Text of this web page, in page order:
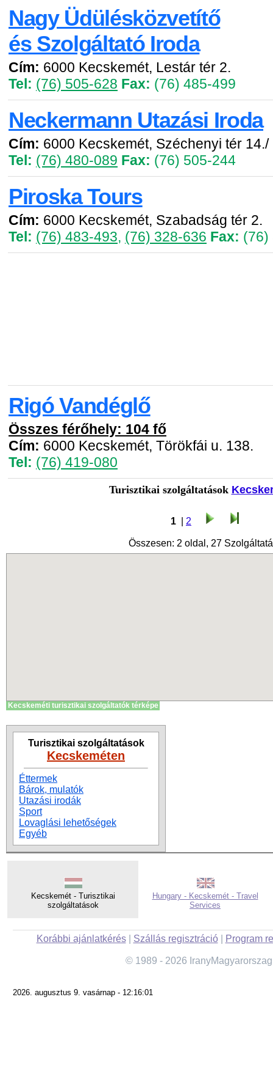
Nagy Üdülésközvetítő
és Szolgáltató Iroda
Cím: 6000 Kecskemét, Lestár tér 2.
Tel: (76) 505-628 Fax: (76) 485-499
Neckermann Utazási Iroda
Cím: 6000 Kecskemét, Széchenyi tér
Tel: (76) 480-089 Fax: (76) 505-244
Piroska Tours
Cím: 6000 Kecskemét, Szabadság tér 2.
Tel: (76) 483-493, (76) 328-636 Fax: (76)
Rigó Vandéglő
Összes férőhely: 104 fő
Cím: 6000 Kecskemét, Törökfái u. 138.
Tel: (76) 419-080
Turisztikai szolgáltatások
1 2
Összesen: 2 oldal, 27
Kecskeméti turisztikai szolgáltatók térképe
Turisztikai szolgáltatások
Kecskeméten
Éttermek
Bárok, mulatók
Utazási irodák
Sport
Lovaglási lehetőségek
Egyéb
Kecskemét - Turisztikai
szolgáltatások
Hungary - Kecskemét - Travel
Services
Korábbi ajánlatkérés| Szállás regisztráció| Program
© 1989 - 2026
2026. augusztus 9. vasárnap - 12:16:01